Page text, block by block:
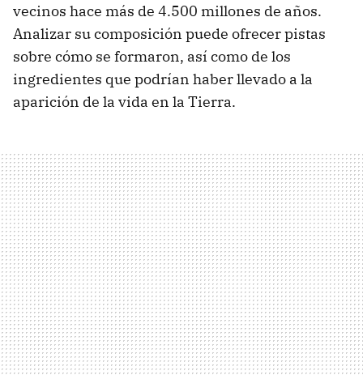
vecinos hace más de 4.500 millones de años.
Analizar su composición puede ofrecer pistas
sobre cómo se formaron, así como de los
ingredientes que podrían haber llevado a la
aparición de la vida en la Tierra.